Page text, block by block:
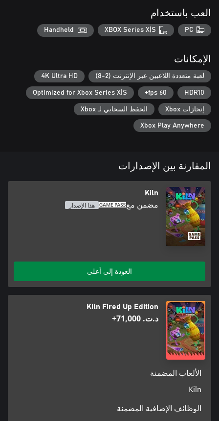
تحول إلى فخراني بارع– شكّل كتلًا طينية بنفسك على عجلة الفخار
لتصنع أعمالك وزيّنها في تجربة لعب غامرة تتضمن تشكيلة كبيرة من
الأدوات والأساليب.
العب باستخدام
PC
XBOX Series X|S
Handheld
الإمكانات
لعبة متعددة اللاعبين عبر الإنترنت (2-8) 4K Ultra HD
HDR10
60 fps+
Optimized for Xbox Series X|S
إنجازات Xbox الحفظ السحابي لـ Xbox
Xbox Play Anywhere
المقارنة بين الإصدارات
Kiln
مضمن مع هذا الإصدار
العودة إلى أعلى
Kiln Fired Up Edition
د.ت.‏ 71,000+
الألعاب المضمنة
Kiln
الوظائف الإضافية المضمنة